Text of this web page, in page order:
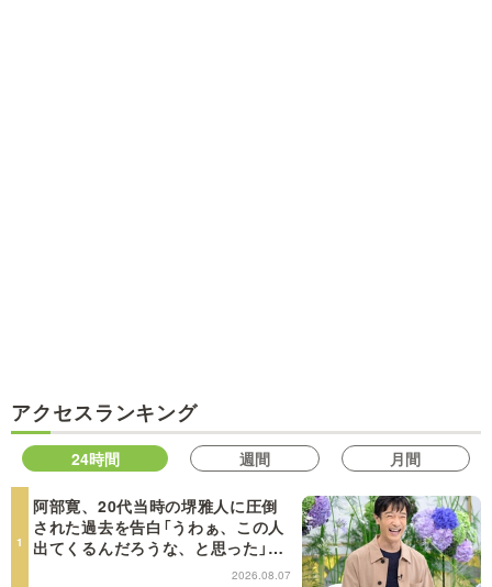
アクセスランキング
24時間 週間 月間
阿部寛、20代当時の堺雅人に圧倒
された過去を告白「うわぁ、この人
出てくるんだろうな、と思った」
2026.08.07